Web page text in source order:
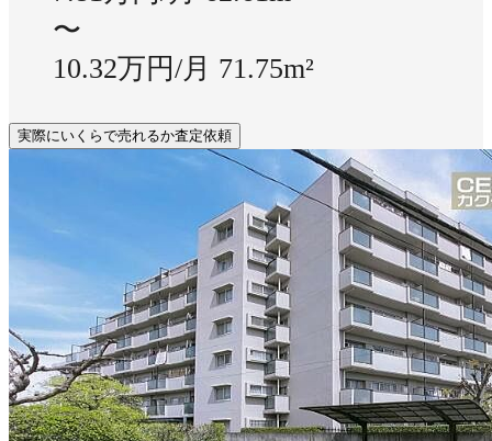
〜
10.32万円/月 71.75m²
実際にいくらで売れるか査定依頼